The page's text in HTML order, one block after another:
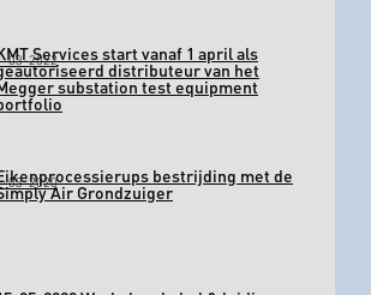
03-2022Services start vanaf 1 april als
distributeur van het
substation test equipment
03-2020 bestrijding met de
Air Grondzuiger